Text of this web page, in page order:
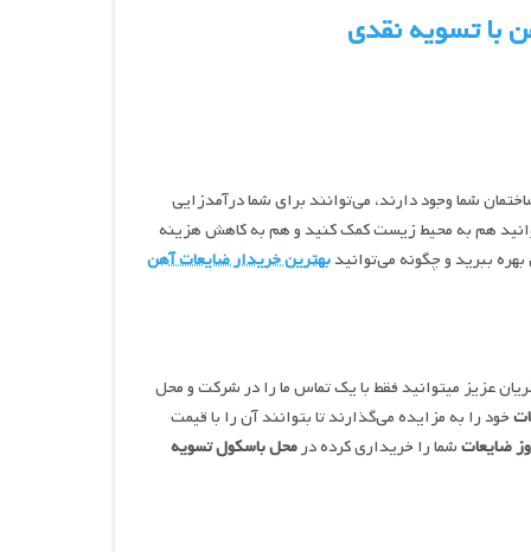
با تسویه نقدی
شما وجود دارند، می‌توانند برای شما درآمدزایی
هم به محیط زیست کمک کنید و هم به کاهش هزینه
ببرید و چگونه می‌توانیدبهترین خریدار ضایعات آهن
عزیز میتوانید فقط با یک تماس ما را در شرکت و محل
خود را به مزایده می‌گذارند تا بتوانند آن را با قیمت
ضایعاتشما را خریداری کرده درمحل باسکول تسویه